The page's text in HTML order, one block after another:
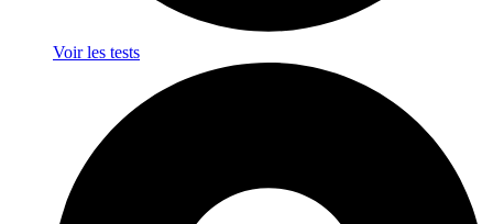
Voir les tests